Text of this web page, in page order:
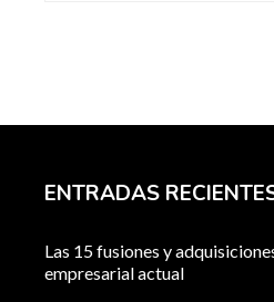
ENTRADAS
Las 15 fusiones y
empresarial actual